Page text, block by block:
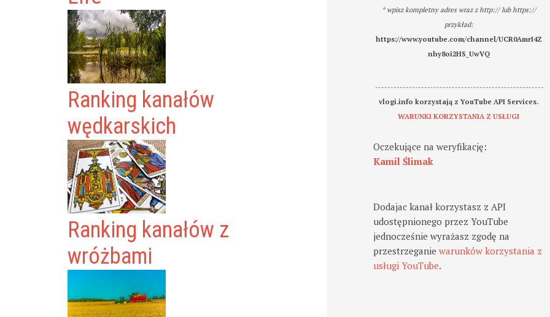
Ranking kanałów
wędkarskich
Ranking kanałów z
wróżbami
* wpisz kompletny adres wraz z http:// lub https://
przykład:
https://www.youtube.com/channel/UCR0AmrI4Z
nhy8oi2HS_UwVQ
-------------------------------------------------------
vlogi.info korzystają z YouTube API Services.
WARUNKI KORZYSTANIA Z USŁUGI
Oczekujące na weryfikację:
Kamil Ślimak
Dodajac kanał korzystasz z API
udostępnionego przez YouTube
jednocześnie wyrażasz zgodę na
przestrzeganiewarunków korzystania z
usługi YouTube.